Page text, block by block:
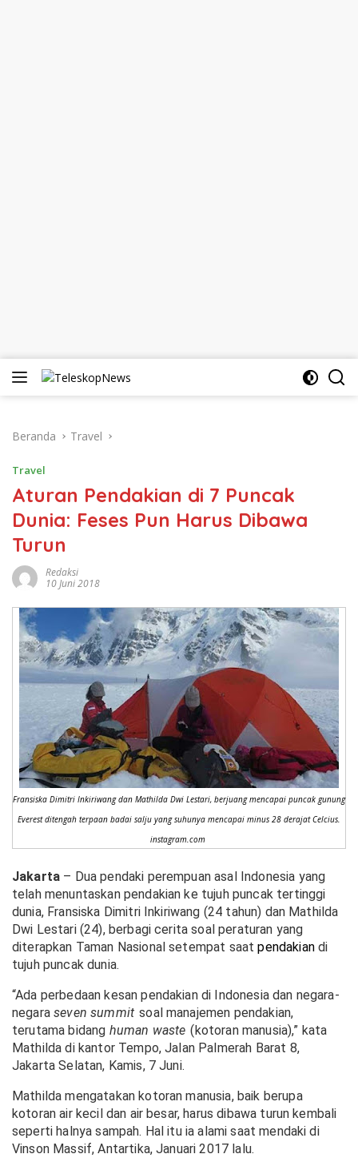
Langsung
Beranda Travel
Travel
Aturan Pendakian di 7 Puncak
Dunia: Feses Pun Harus Dibawa
Turun
Redaksi
10 Juni 2018
Fransiska Dimitri Inkiriwang dan Mathilda Dwi Lestari, berjuang mencapai puncak gunung
Everest ditengah terpaan badai salju yang suhunya mencapai minus 28 derajat Celcius.
instagram.com
Jakarta – Dua pendaki perempuan asal Indonesia yang
telah menuntaskan pendakian ke tujuh puncak tertinggi
dunia, Fransiska Dimitri Inkiriwang (24 tahun) dan Mathilda
Dwi Lestari (24), berbagi cerita soal peraturan yang
diterapkan Taman Nasional setempat saatpendakiandi
tujuh puncak dunia.
“Ada perbedaan kesan pendakian di Indonesia dan negara-
negaraseven summit soal manajemen pendakian,
terutama bidang human waste (kotoran manusia),” kata
Mathilda di kantor Tempo, Jalan Palmerah Barat 8,
Jakarta Selatan, Kamis, 7 Juni.
Mathilda mengatakan kotoran manusia, baik berupa
kotoran air kecil dan air besar, harus dibawa turun kembali
seperti halnya sampah. Hal itu ia alami saat mendaki di
Vinson Massif, Antartika, Januari 2017 lalu.